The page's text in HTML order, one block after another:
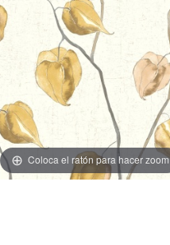
Coloca el ratón para hacer zoom